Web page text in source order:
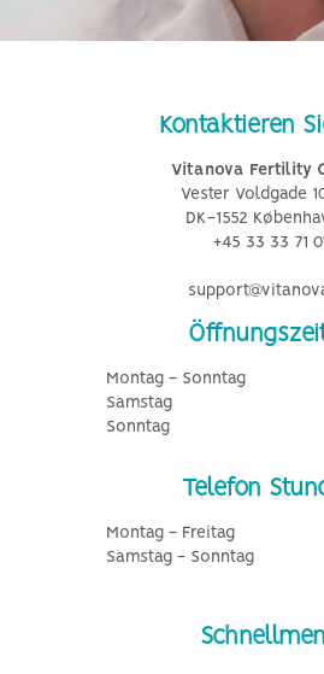
Kontaktieren
Vitanova Fertility
Vester Voldgade
DK-1552
+45 33 33 71
Montag - Sonntag
Samstag
Sonntag
Telefon
Montag - Freitag
Samstag - Sonntag